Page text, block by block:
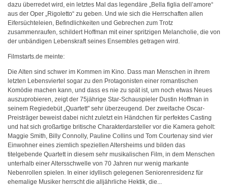
dazu überredet wird, ein letztes Mal das legendäre „Bella figlia dell’amore“
aus der Oper „Rigoletto“ zu geben. Und wie sich die Herrschaften allen
Eifersüchteleien, Befindlichkeiten und Gebrechen zum Trotz
zusammenraufen, schildert Hoffman mit einer spritzigen Melancholie, die von
der unbändigen Lebenskraft seines Ensembles getragen wird.
Filmstarts.de meinte:
Die Alten sind schwer im Kommen im Kino. Dass man Menschen in ihrem
letzten Lebensviertel sogar zu den Protagonisten einer romantischen
Komödie machen kann, und dass es nie zu spät ist, um noch etwas Neues
auszuprobieren, zeigt der 75jährige Star-Schauspieler Dustin Hoffman in
seinem Regiedebüt „Quartett" sehr überzeugend. Der zweifache Oscar-
Preisträger beweist dabei nicht zuletzt ein Händchen für perfektes Casting
und hat sich großartige britische Charakterdarsteller vor die Kamera geholt:
Maggie Smith, Billy Connolly, Pauline Collins und Tom Courtenay sind vier
Einwohner eines ziemlich speziellen Altersheims und bilden das
titelgebende Quartett in diesem sehr musikalischen Film, in dem Menschen
unterhalb einer Altersschwelle von 70 Jahren nur wenig markante
Nebenrollen spielen. In einer idyllisch gelegenen Seniorenresidenz für
ehemalige Musiker herrscht die alljährliche Hektik, die...